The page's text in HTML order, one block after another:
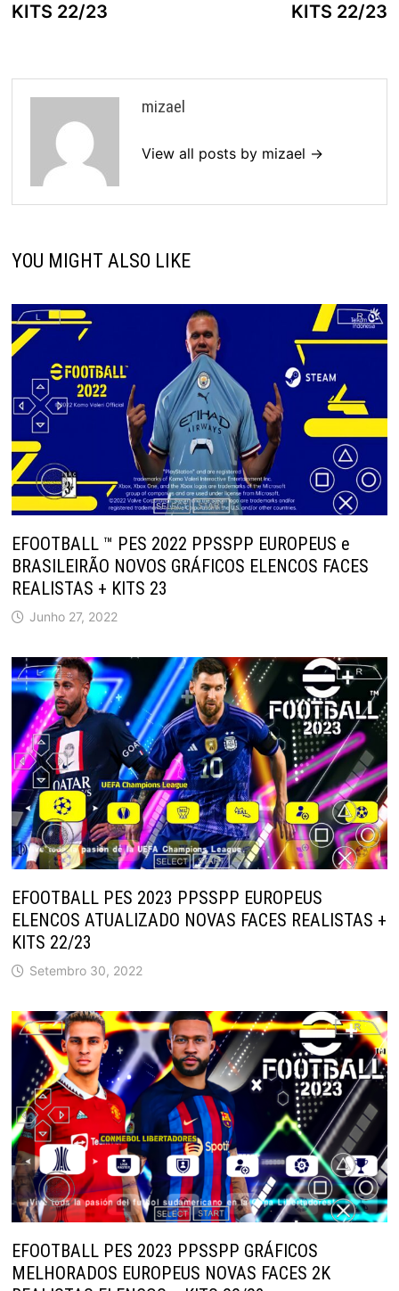
KITS 22/23
KITS 22/23
mizael
View all posts by mizael →
YOU MIGHT ALSO LIKE
EFOOTBALL ™ PES 2022 PPSSPP EUROPEUS e
BRASILEIRÃO NOVOS GRÁFICOS ELENCOS FACES
REALISTAS + KITS 23
Junho 27, 2022
EFOOTBALL PES 2023 PPSSPP EUROPEUS
ELENCOS ATUALIZADO NOVAS FACES REALISTAS +
KITS 22/23
Setembro 30, 2022
EFOOTBALL PES 2023 PPSSPP GRÁFICOS
MELHORADOS EUROPEUS NOVAS FACES 2K